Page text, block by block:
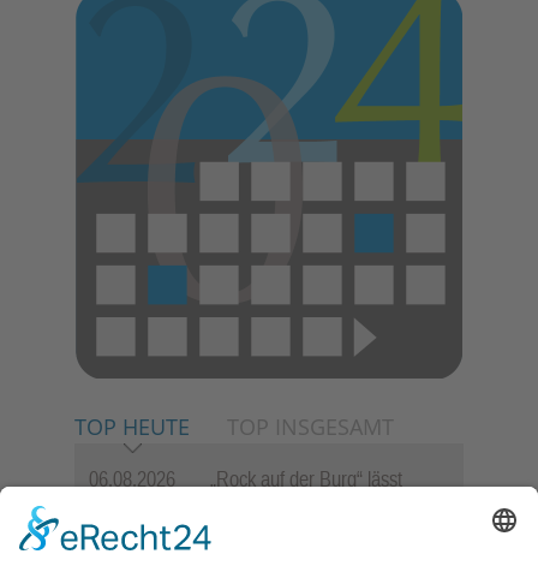
TOP HEUTE TOP INSGESAMT
06.08.2026
„Rock auf der Burg“ lässt
06.08.2026
„Freundschaft, das ist wie